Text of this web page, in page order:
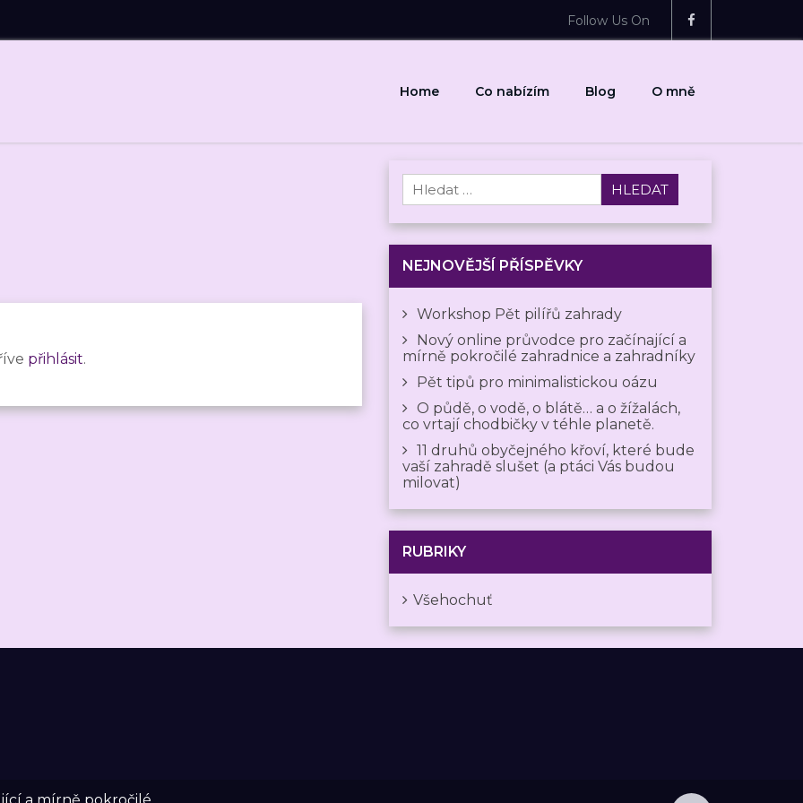
Follow Us On
Home Co nabízím Blog O mně
přihlásit.
Vyhledávání
NEJNOVĚJŠÍ PŘÍSPĚVKY
Workshop Pět pilířů zahrady
Nový online průvodce pro začínající a
mírně pokročilé zahradnice a zahradníky
Pět tipů pro minimalistickou oázu
O půdě, o vodě, o blátě… a o žížalách,
co vrtají chodbičky v téhle planetě.
11 druhů obyčejného křoví, které bude
vaší zahradě slušet (a ptáci Vás budou
milovat)
RUBRIKY
Všehochuť